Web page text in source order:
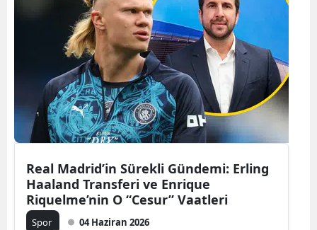
Real Madrid’in Sürekli Gündemi: Erling
Haaland Transferi ve Enrique
Riquelme’nin O “Cesur” Vaatleri
Spor 04 Haziran 2026